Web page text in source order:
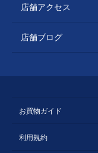
店舗アクセス
店舗ブログ
お買物ガイド
利用規約